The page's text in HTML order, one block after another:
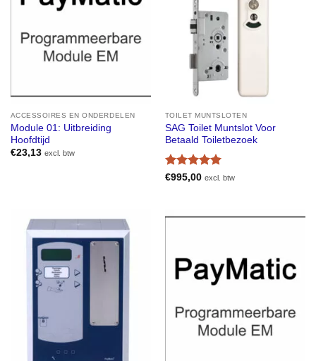
ACCESSOIRES EN ONDERDELEN
Module 01: Uitbreiding
Hoofdtijd
€23,13 excl. btw
TOILET MUNTSLOTEN
SAG Toilet Muntslot Voor
Betaald Toiletbezoek
Gewaardeerd
€995,00 excl. btw